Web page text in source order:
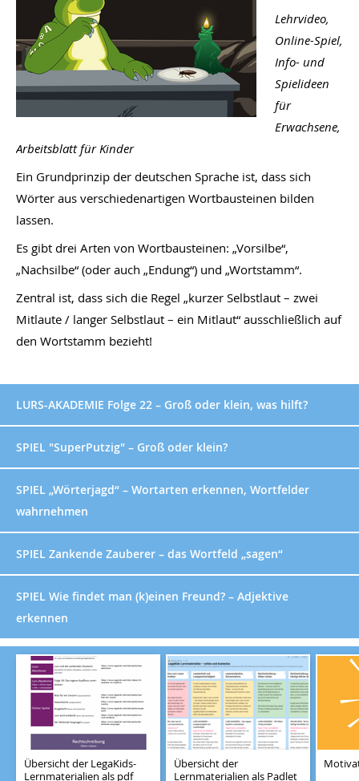
Lehrvideo,
Online-Spiel,
Info- und
Spielideen
für
Erwachsene,
Arbeitsblatt für Kinder
Ein Grundprinzip der deutschen Sprache ist, dass sich
Wörter aus verschiedenartigen Wortbausteinen bilden
lassen.
Es gibt drei Arten von Wortbausteinen: „Vorsilbe“,
„Nachsilbe“ (oder auch „Endung“) und „Wortstamm“.
Zentral ist, dass sich die Regel „kurzer Selbstlaut – zwei
Mitlaute / langer Selbstlaut – ein Mitlaut“ ausschließlich auf
den Wortstamm bezieht!
LURS-AKADEMIE Folge 22 – Groß oder klein, was hilft?
SPIEL "SuperPutzig" – Groß oder klein?
SPIEL „Wörterjagd“ – Wortarten erkennen, Wortfelder
wahrnehmen
SPIEL Zankende Zauberer – das Wortfeld „sagen“
SPIEL Wie findet man (k)einen Freund? – Adjektive
erkennen
Übersicht der LegaKids-
Lernmaterialien als pdf
Übersicht der
Lernmaterialien als Padlet